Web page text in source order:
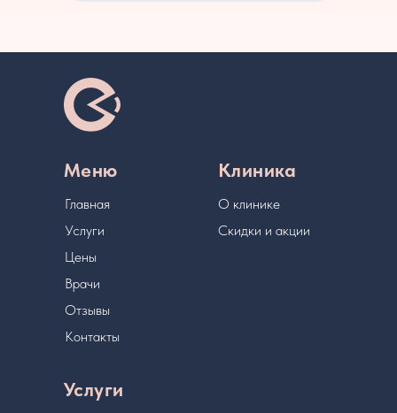
Клиника
О клинике
Скидки и акции
Меню
Главная
Врачи
Услуги
Цены
Отзывы
Контакты
Услуги